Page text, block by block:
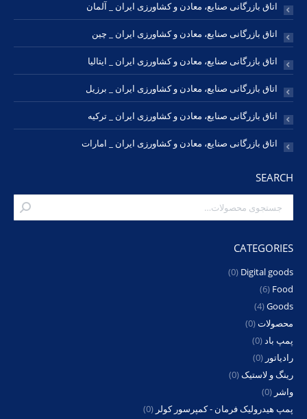
اتاق بازرگانی صنایع، معادن و کشاورزی ایران _ آلمان
اتاق بازرگانی صنایع، معادن و کشاورزی ایران _ چین
اتاق بازرگانی صنایع، معادن و کشاورزی ایران _ ایتالیا
اتاق بازرگانی صنایع، معادن و کشاورزی ایران _ برزیل
اتاق بازرگانی صنایع، معادن و کشاورزی ایران _ ترکیه
اتاق بازرگانی صنایع، معادن و کشاورزی ایران _ امارات
SEARCH
CATEGORIES
Digital goods
(0)
Food
(6)
Goods
(4)
محصولات(0)
پمپ باد(0)
رادیاتور (0)
رینگ و لاستیک(0)
واشر (0)
پمپ هیدرولیک فرمان - کمپرسور کولر (0)